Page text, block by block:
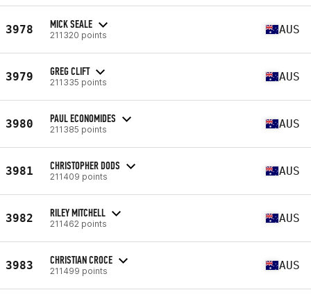
3978 MICK SEALE
211320 points AUS
3979 GREG CLIFT
211335 points AUS
3980 PAUL ECONOMIDES
211385 points AUS
3981 CHRISTOPHER DODS
211409 points AUS
3982 RILEY MITCHELL
211462 points AUS
3983 CHRISTIAN CROCE
211499 points AUS